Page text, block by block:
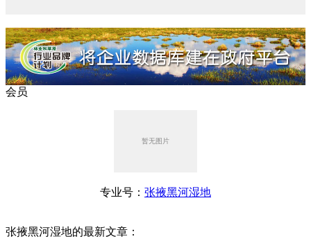
会员
专业号： 张掖黑河湿地
张掖黑河湿地的最新文章：